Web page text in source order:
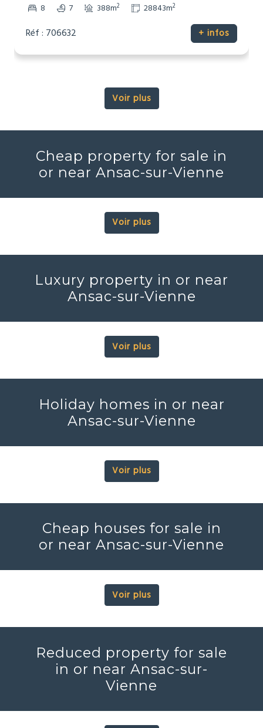
8
7 388m2 28843m2
Réf : 706632 + infos
Voir plus
Cheap property for sale in
or near Ansac-sur-Vienne
Voir plus
Luxury property in or near
Ansac-sur-Vienne
Voir plus
Holiday homes in or near
Ansac-sur-Vienne
Voir plus
Cheap houses for sale in
or near Ansac-sur-Vienne
Voir plus
Reduced property for sale
in or near Ansac-sur-
Vienne